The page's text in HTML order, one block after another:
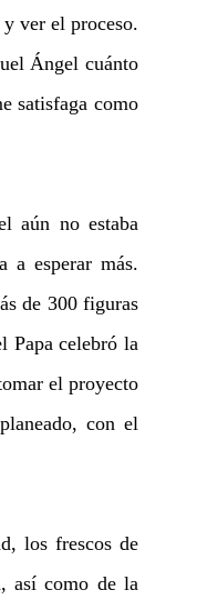
ver el proceso.
Ángel cuánto
satisfaga como
aún no estaba
a esperar más.
de 300 figuras
Papa celebró la
el proyecto
con el
los frescos de
así como de la